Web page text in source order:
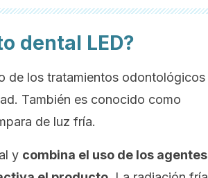
dental LED?
de los tratamientos odontológicos
También es conocido como
de luz fría.
y combina el uso de los agentes